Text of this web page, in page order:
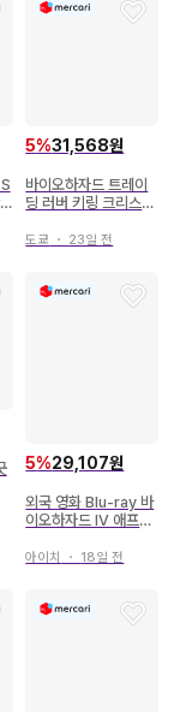
5%31,568원
바이오하자드 트레이
딩 러버 키링 크리스
도쿄 ・ 23일 전
5%29,107원
외국 영화 Blu-ray 바
이오하자드 IV 애프터
아이치 ・ 18일 전